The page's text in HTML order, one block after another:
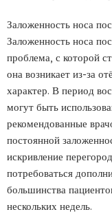
Заложенность носа
Заложенность носа
проблема, с которой
она возникает из-за
характер. В период
могут быть
рекомендованные
постоянной
искривление
потребоваться
большинства
нескольких недель.